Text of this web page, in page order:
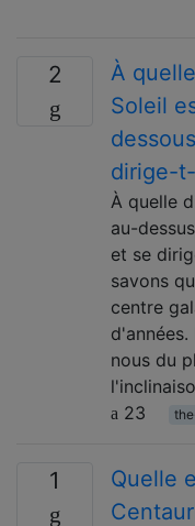
2
À
Soleil
dirige-
À quelle
au-
et se
savons
centre
nous du
23
1
Quelle